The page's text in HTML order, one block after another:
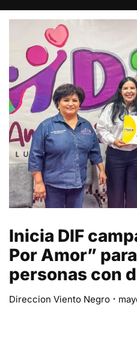
Inicia DIF
Por Amor”
personas con
Direccion Viento Negro